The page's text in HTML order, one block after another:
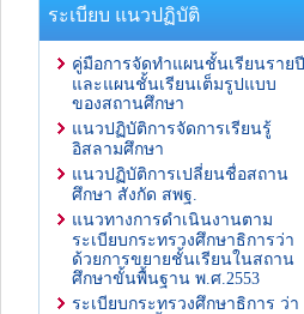
ระเบียบ แนวปฏิบัติ
คู่มือการจัดทำแผนชั้นเรียนรายปี
และแผนชั้นเรียนเต็มรูปแบบ
ของสถานศึกษา
แนวปฏิบัติการจัดการเรียนรู้
อิสลามศึกษา
แนวปฏิบัติการเปลี่ยนชื่อสถาน
ศึกษา สังกัด สพฐ.
แนวทางการดำเนินงานตาม
ระเบียบกระทรวงศึกษาธิการว่า
ด้วยการขยายชั้นเรียนในสถาน
ศึกษาขั้นพื้นฐาน พ.ศ.2553
ระเบียบกระทรวงศึกษาธิการ ว่า